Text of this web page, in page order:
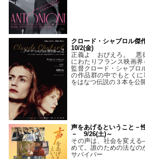
クロード・シャブロル
10/2(金)
正義よ おびえろ。 悪
にわたりフランス映画
監督クロード・シャブロ
の作品群の中でもとく
をはなつ伝説の３本を公開
声をあげるということ－
－ 9/26(土)～
その声は、社会を変え
めて。誰のための法な
サバイバー